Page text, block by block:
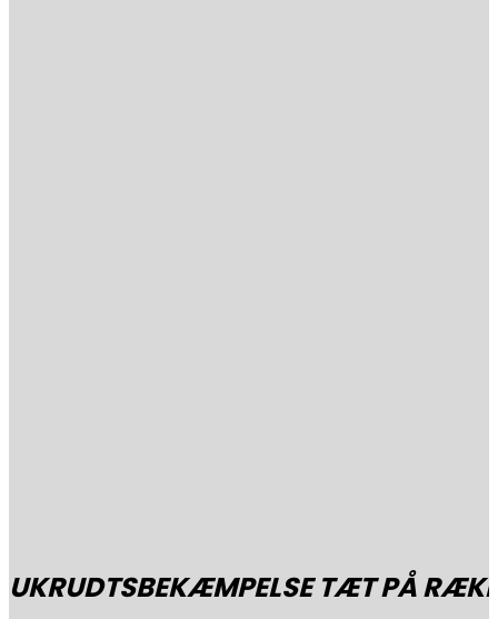
UKRUDTSBEKÆMPELSE TÆT PÅ